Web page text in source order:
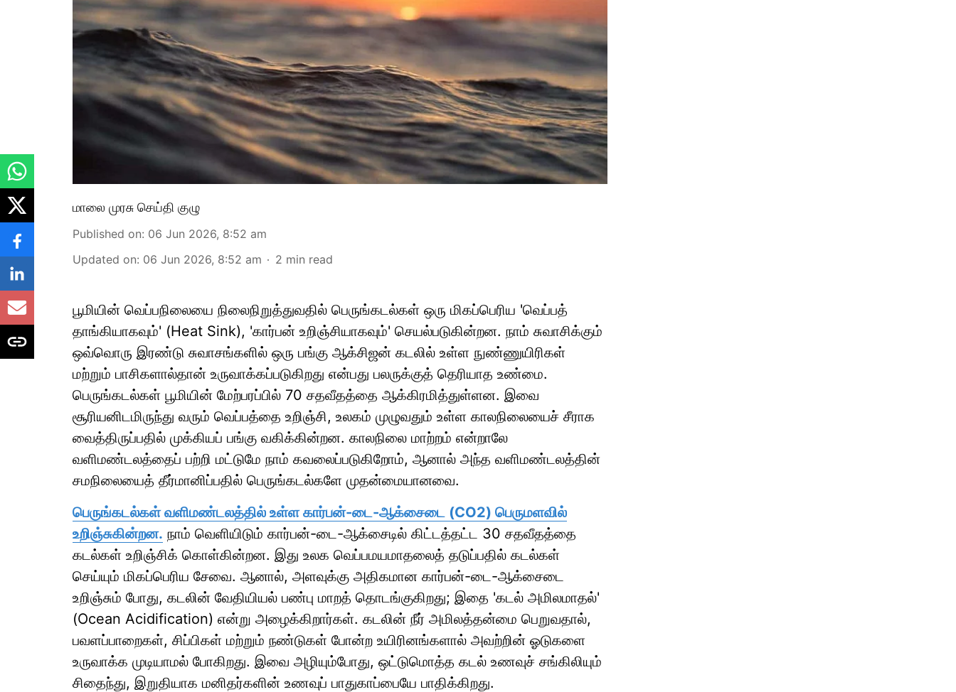
மாலை முரசு செய்தி குழு
Published on: 06 Jun 2026, 8:52 am
Updated on: 06 Jun 2026, 8:52 am 2 min read
பூமியின் வெப்பநிலையை நிலைநிறுத்துவதில் பெருங்கடல்கள் ஒரு மிகப்பெரிய 'வெப்பத்
தாங்கியாகவும்' (Heat Sink), 'கார்பன் உறிஞ்சியாகவும்' செயல்படுகின்றன. நாம் சுவாசிக்கும்
ஒவ்வொரு இரண்டு சுவாசங்களில் ஒரு பங்கு ஆக்சிஜன் கடலில் உள்ள நுண்ணுயிரிகள்
மற்றும் பாசிகளால்தான் உருவாக்கப்படுகிறது என்பது பலருக்குத் தெரியாத உண்மை.
பெருங்கடல்கள் பூமியின் மேற்பரப்பில் 70 சதவீதத்தை ஆக்கிரமித்துள்ளன. இவை
சூரியனிடமிருந்து வரும் வெப்பத்தை உறிஞ்சி, உலகம் முழுவதும் உள்ள காலநிலையைச் சீராக
வைத்திருப்பதில் முக்கியப் பங்கு வகிக்கின்றன. காலநிலை மாற்றம் என்றாலே
வளிமண்டலத்தைப் பற்றி மட்டுமே நாம் கவலைப்படுகிறோம், ஆனால் அந்த வளிமண்டலத்தின்
சமநிலையைத் தீர்மானிப்பதில் பெருங்கடல்களே முதன்மையானவை.
பெருங்கடல்கள் வளிமண்டலத்தில் உள்ள கார்பன்-டை-ஆக்சைடை (CO2) பெருமளவில்
உறிஞ்சுகின்றன. நாம் வெளியிடும் கார்பன்-டை-ஆக்சைடில் கிட்டத்தட்ட 30 சதவீதத்தை
கடல்கள் உறிஞ்சிக் கொள்கின்றன. இது உலக வெப்பமயமாதலைத் தடுப்பதில் கடல்கள்
செய்யும் மிகப்பெரிய சேவை. ஆனால், அளவுக்கு அதிகமான கார்பன்-டை-ஆக்சைடை
உறிஞ்சும் போது, கடலின் வேதியியல் பண்பு மாறத் தொடங்குகிறது; இதை 'கடல் அமிலமாதல்'
(Ocean Acidification) என்று அழைக்கிறார்கள். கடலின் நீர் அமிலத்தன்மை பெறுவதால்,
பவளப்பாறைகள், சிப்பிகள் மற்றும் நண்டுகள் போன்ற உயிரினங்களால் அவற்றின் ஓடுகளை
உருவாக்க முடியாமல் போகிறது. இவை அழியும்போது, ஒட்டுமொத்த கடல் உணவுச் சங்கிலியும்
சிதைந்து, இறுதியாக மனிதர்களின் உணவுப் பாதுகாப்பையே பாதிக்கிறது.